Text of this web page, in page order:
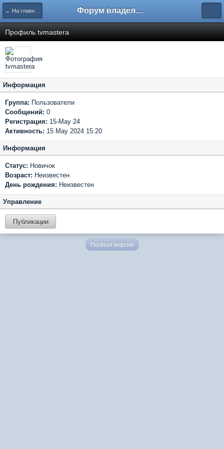
← На главную Форум владельцев интернет-магазинов
Профиль tvmastera
Информация
Группа: Пользователи
Сообщений: 0
Регистрация: 15-May 24
Активность: 15 May 2024 15:20
Информация
Статус: Новичок
Возраст: Неизвестен
День рождения: Неизвестен
Управление
Публикации
Полная версия